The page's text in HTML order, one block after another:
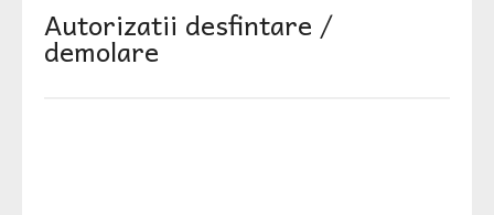
Autorizatii desfintare /
demolare